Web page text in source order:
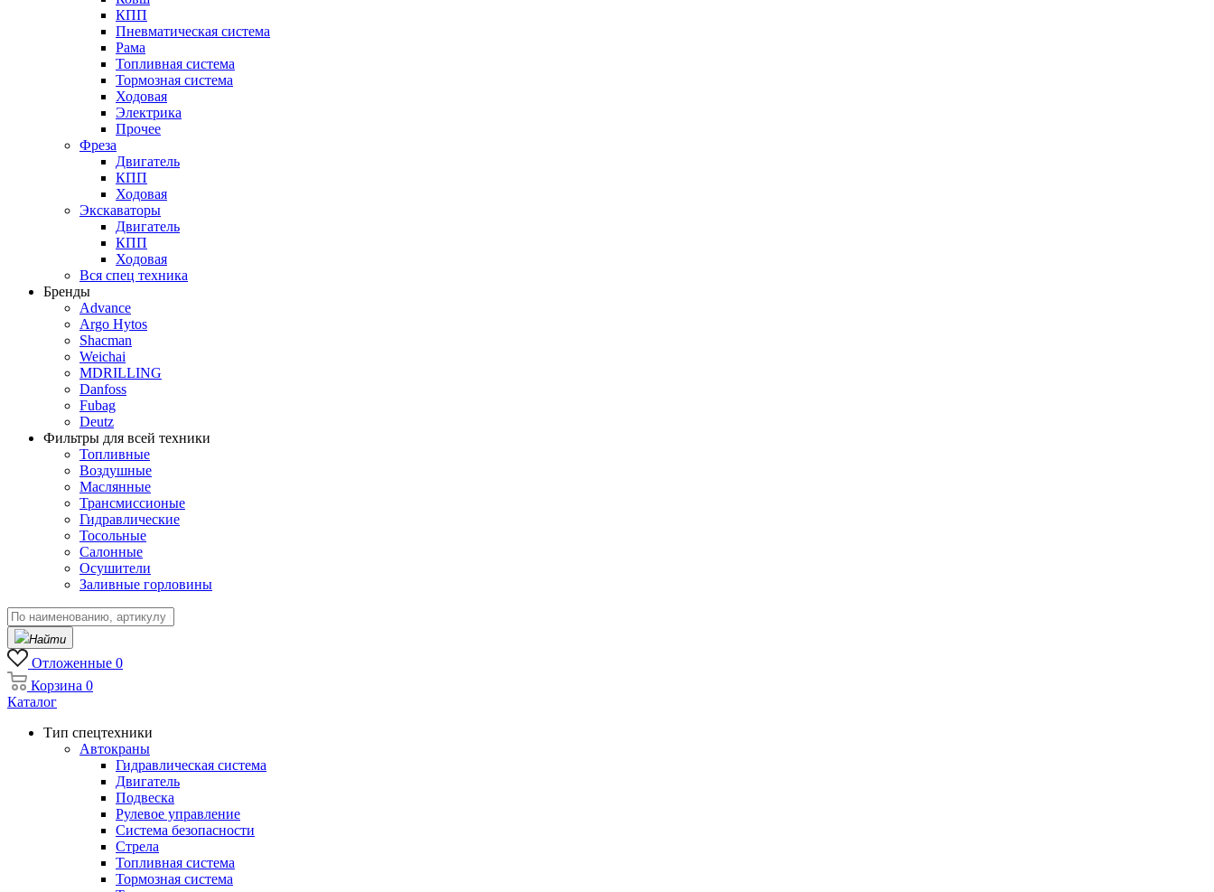
КПП
Пневматическая система
Рама
Топливная система
Тормозная система
Ходовая
Электрика
Прочее
Фреза
Двигатель
КПП
Ходовая
Экскаваторы
Двигатель
КПП
Ходовая
Вся спец техника
Бренды
Advance
Argo Hytos
Shacman
Weichai
MDRILLING
Danfoss
Fubag
Deutz
Фильтры для всей техники
Топливные
Воздушные
Маслянные
Трансмиссионые
Гидравлические
Тосольные
Салонные
Осушители
Заливные горловины
Найти
Отложенные 0
Корзина 0
Каталог
Тип спецтехники
Автокраны
Гидравлическая система
Двигатель
Подвеска
Рулевое управление
Система безопасности
Стрела
Топливная система
Тормозная система